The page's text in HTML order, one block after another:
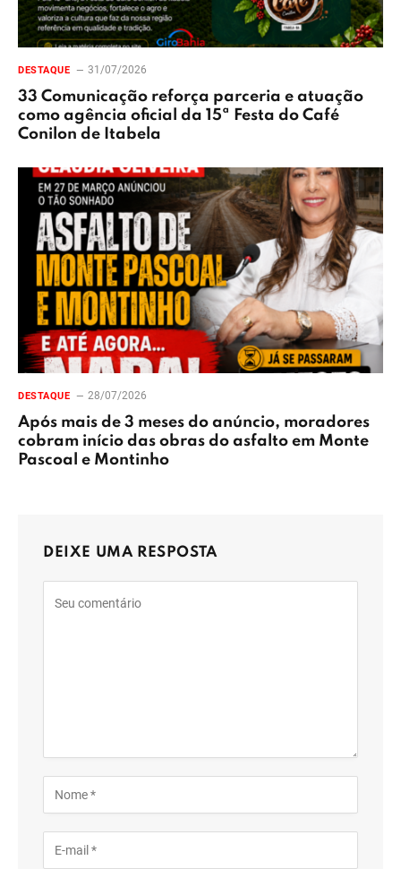
DESTAQUE 31/07/2026
33 Comunicação reforça parceria e atuação
como agência oficial da 15ª Festa do Café
Conilon de Itabela
DESTAQUE 28/07/2026
Após mais de 3 meses do anúncio, moradores
cobram início das obras do asfalto em Monte
Pascoal e Montinho
DEIXE UMA RESPOSTA